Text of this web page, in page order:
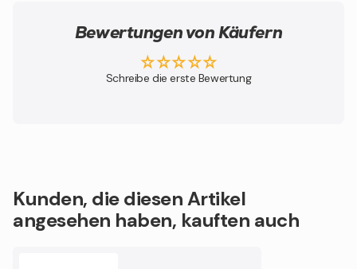
Bewertungen von Käufern
Schreibe die erste Bewertung
Kunden, die diesen Artikel
angesehen haben, kauften auch